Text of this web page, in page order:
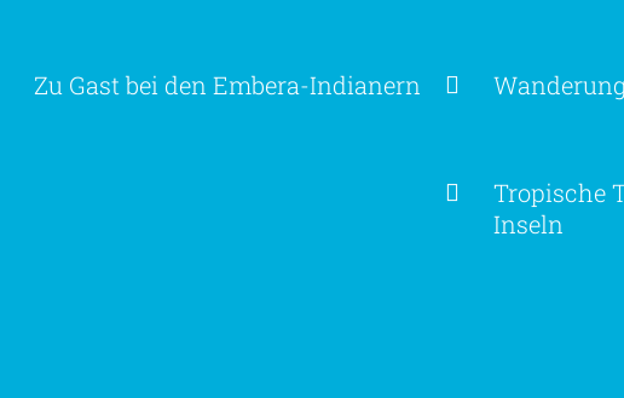
Zu Gast bei den Embera-Indianern
Tropische
Inseln